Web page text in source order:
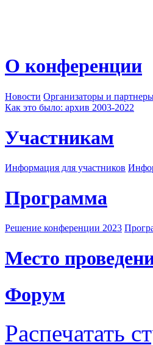
О конференции
Новости Организаторы и
Как это было: архив 2003-2022
Участникам
Информация для участников
Программа
Решение конференции 2023
Место
Форум
Распечатать